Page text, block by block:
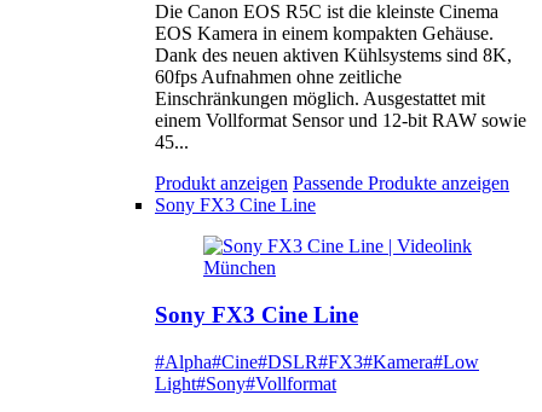
Die Canon EOS R5C ist die kleinste Cinema
EOS Kamera in einem kompakten Gehäuse.
Dank des neuen aktiven Kühlsystems sind 8K,
60fps Aufnahmen ohne zeitliche
Einschränkungen möglich. Ausgestattet mit
einem Vollformat Sensor und 12-bit RAW sowie
45...
Produkt anzeigen Passende Produkte anzeigen
Sony FX3 Cine Line
Sony FX3 Cine Line
#Alpha#Cine#DSLR#FX3#Kamera#Low
Light#Sony#Vollformat